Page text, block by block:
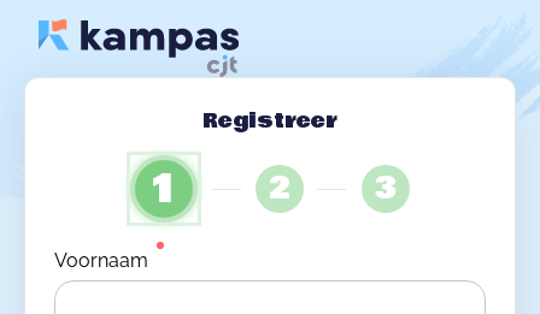
Registreer
1 2 3
Voornaam